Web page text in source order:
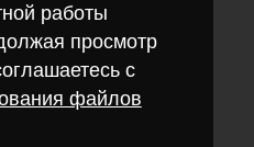
работы
просмотр
с
файлов